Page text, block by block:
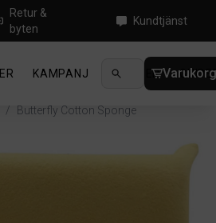
Retur &
byten
Kundtjänst
KAMPANJ NYHETER
/ Butterfly Cotton Sponge